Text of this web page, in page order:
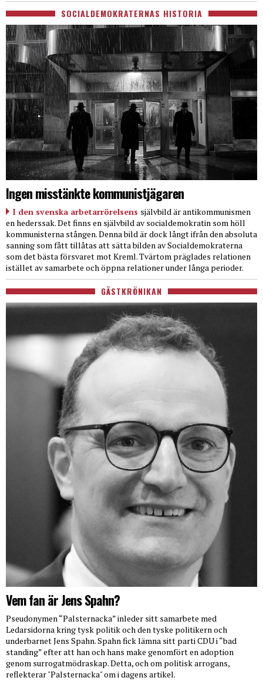
SOCIALDEMOKRATERNAS HISTORIA
Ingen misstänkte kommunistjägaren
I den svenska arbetarrörelsens självbild är antikommunismen
en hederssak. Det finns en självbild av socialdemokratin som höll
kommunisterna stången. Denna bild är dock långt ifrån den absoluta
sanning som fått tillåtas att sätta bilden av Socialdemokraterna
som det bästa försvaret mot Kreml. Tvärtom präglades relationen
istället av samarbete och öppna relationer under långa perioder.
GÄSTKRÖNIKAN
Vem fan är Jens Spahn?
Pseudonymen “Palsternacka” inleder sitt samarbete med
Ledarsidorna kring tysk politik och den tyske politikern och
underbarnet Jens Spahn. Spahn fick lämna sitt parti CDU i “bad
standing” efter att han och hans make genomfört en adoption
genom surrogatmödraskap. Detta, och om politisk arrogans,
reflekterar "Palsternacka" om i dagens artikel.